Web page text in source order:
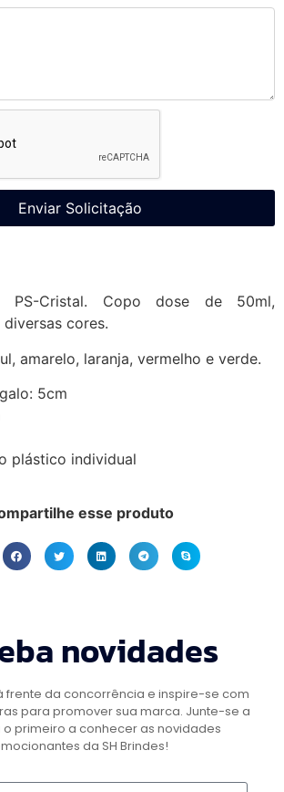
Enviar Solicitação
PS-Cristal. Copo dose de 50ml,
cores.
amarelo, laranja, vermelho e verde.
5cm
plástico individual
esse produto
novidades
frente da concorrência e inspire-se com
para promover sua marca. Junte-se a
o primeiro a conhecer as novidades
da SH Brindes!